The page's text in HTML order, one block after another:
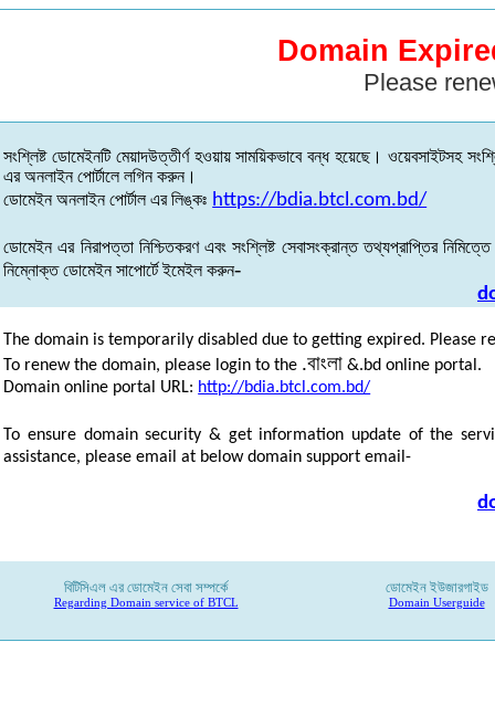
Domain
Please
সংশ্লিষ্ট ডোমেইনটি মেয়াদউত্তীর্ণ হওয়ায় সাময়িকভাবে বন্ধ হয়েছে। ওয়েবসাইটসহ
এর অনলাইন পোর্টালে লগিন করুন।
ডোমেইন অনলাইন পোর্টাল এর লিঙ্কঃ https://bdia.btcl.com.bd/
ডোমেইন এর নিরাপত্তা নিশ্চিতকরণ এবং সংশ্লিষ্ট সেবাসংক্রান্ত তথ্যপ্রাপ্তির নিমিত্তে
নিম্নোক্ত ডোমেইন সাপোর্টে ইমেইল করুন-
The domain is temporarily disabled due to getting expired. Please
To renew the domain, please login to the .বাংলা &.bd online portal.
Domain online portal URL: http://bdia.btcl.com.bd/
To ensure domain security & get information update of the
assistance, please email at below domain support email-
বিটিসিএল এর ডোমেইন সেবা সম্পর্কে
Regarding Domain service of BTCL
ডোমেইন ইউজারগাইড
Domain Userguide